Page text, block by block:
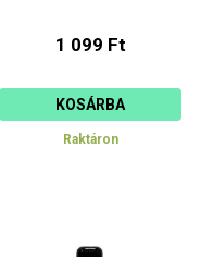
1 099 Ft
KOSÁRBA
Raktáron